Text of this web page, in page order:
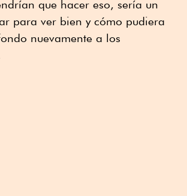
que hacer eso, sería un
para ver bien y cómo pudiera
nuevamente a los